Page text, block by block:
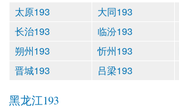
太原193 大同193
长治193
临汾193
朔州193
忻州193
晋城193
吕梁193
黑龙江193